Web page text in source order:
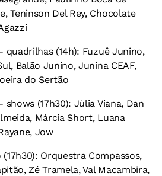
Teninson Del Rey, Chocolate
quadrilhas (14h): Fuzuê Junino,
Balão Junino, Junina CEAF,
do Sertão
shows (17h30): Júlia Viana, Dan
Márcia Short, Luana
Jow
(17h30): Orquestra Compassos,
Zé Tramela, Val Macambira,